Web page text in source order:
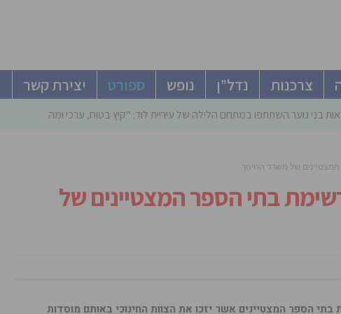
צרכנות נדל”ן נופש ספורט יצירת קשר
בני נוער השתתפו במתחם הלילה של עיריית לוד: “קיץ בטוח, ערכי ומהנה”
של משרד החינוך
בתי הספר המצטיינים של
הספר המצטיינים אשר יזכו את הצוות החינוכי באותם מוסדות